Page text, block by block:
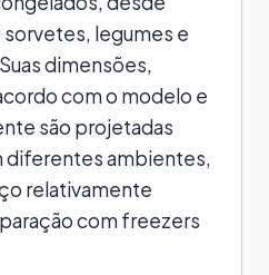
legumes e
dimensões,
com o modelo e
são projetadas
diferentes ambientes,
relativamente
com freezers